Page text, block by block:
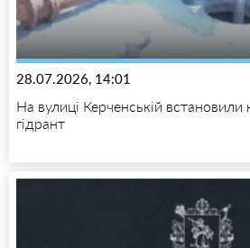
28.07.2026, 14:01
На вулиці Керченській
гідрант